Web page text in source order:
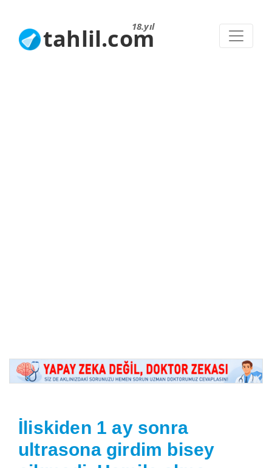
18.yıl
tahlil.com
İliskiden 1 ay sonra
ultrasona girdim bisey